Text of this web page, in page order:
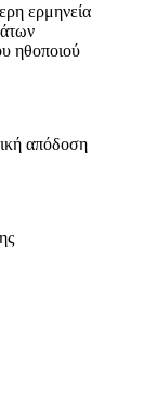
ερμηνεία
ηθοποιού
απόδοση